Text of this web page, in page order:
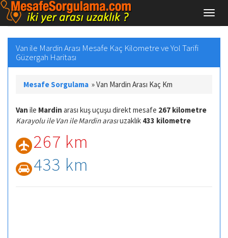
Van ile Mardin Arası Mesafe Kaç Kilometre ve Yol Tarifi
Güzergah Haritası
Mesafe Sorgulama »Van Mardin Arası Kaç Km
Van ile Mardin arası kuş uçuşu direkt mesafe 267 kilometre
Karayolu ile Van ile Mardin arasıuzaklık 433 kilometre
267 km
433 km